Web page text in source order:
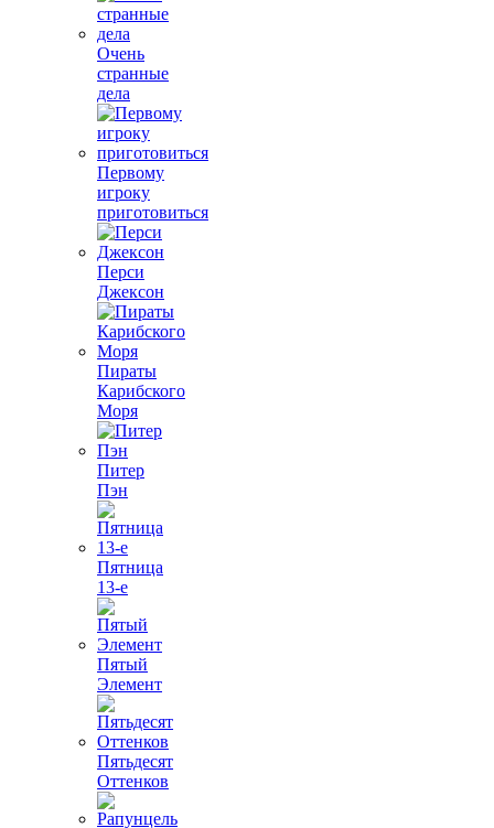
Очень
странные
дела
Первому
игроку
приготовиться
Перси
Джексон
Пираты
Карибского
Моря
Питер
Пэн
Пятница
13-е
Пятый
Элемент
Пятьдесят
Оттенков